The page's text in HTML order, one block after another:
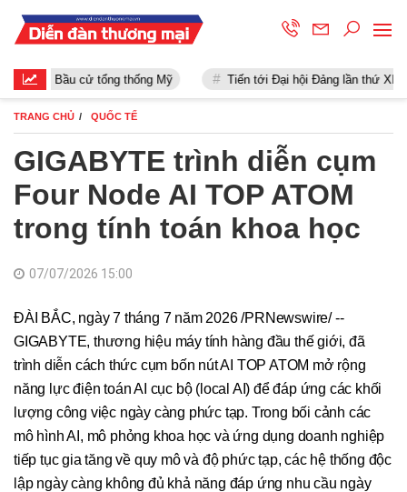
Bầu cử tổng thống Mỹ Tiến tới Đại hội Đảng lần thứ XIII
TRANG CHỦ QUỐC TẾ
GIGABYTE trình diễn cụm
Four Node AI TOP ATOM
trong tính toán khoa học
07/07/2026 15:00
ĐÀI BẮC, ngày 7 tháng 7 năm 2026 /PRNewswire/ --
GIGABYTE, thương hiệu máy tính hàng đầu thế giới, đã
trình diễn cách thức cụm bốn nút AI TOP ATOM mở rộng
năng lực điện toán AI cục bộ (local AI) để đáp ứng các khối
lượng công việc ngày càng phức tạp. Trong bối cảnh các
mô hình AI, mô phỏng khoa học và ứng dụng doanh nghiệp
tiếp tục gia tăng về quy mô và độ phức tạp, các hệ thống độc
lập ngày càng không đủ khả năng đáp ứng nhu cầu ngày